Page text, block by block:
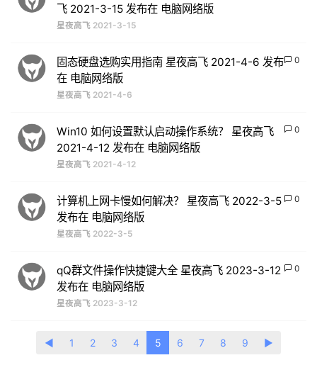
飞 2021-3-15 发布在 电脑网络版
星夜高飞 2021-3-15
0
固态硬盘选购实用指南 星夜高飞 2021-4-6 发布
在 电脑网络版
星夜高飞 2021-4-6
0
Win10 如何设置默认启动操作系统？ 星夜高飞
2021-4-12 发布在 电脑网络版
星夜高飞 2021-4-12
0
计算机上网卡慢如何解决？ 星夜高飞 2022-3-5
发布在 电脑网络版
星夜高飞 2022-3-5
0
qQ群文件操作快捷键大全 星夜高飞 2023-3-12
发布在 电脑网络版
星夜高飞 2023-3-12
◀ 1 2 3 4 5 6 7 8 9 ▶